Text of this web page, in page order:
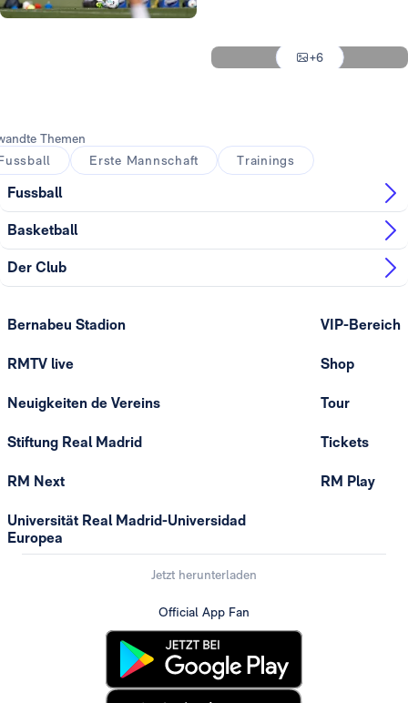
+6
Themen
Erste Mannschaft Trainings
Fussball
Basketball
Der Club
Bernabeu Stadion
RMTV live
Neuigkeiten de Vereins
Stiftung Real Madrid
RM Next
Universität Real Madrid-Universidad
Europea
VIP-Bereich
Shop
Tour
Tickets
RM Play
Jetzt herunterladen
Official App Fan